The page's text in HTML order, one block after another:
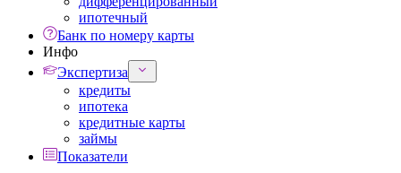
ипотечный
Банк по номеру карты
Инфо
Экспертиза
кредиты
ипотека
кредитные карты
займы
Показатели